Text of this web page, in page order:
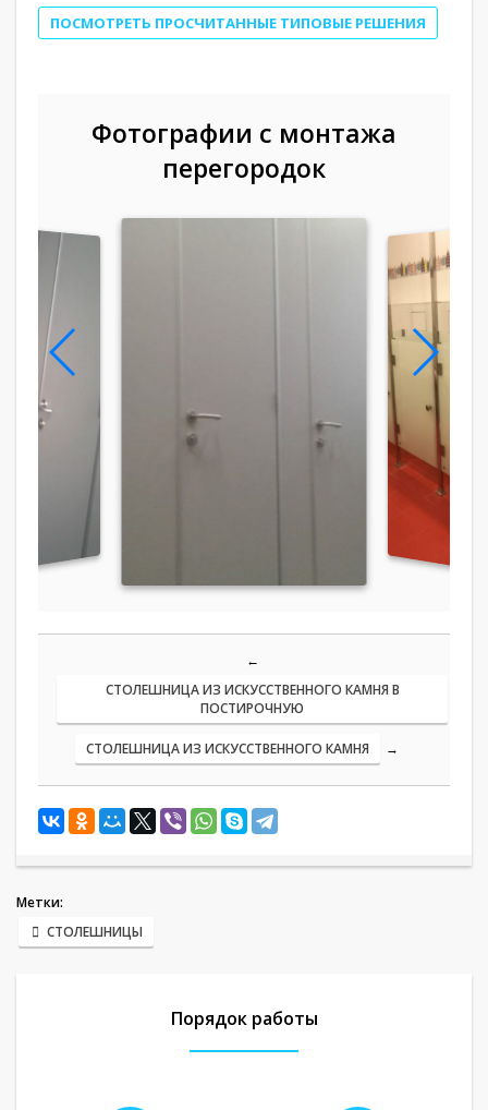
ПОСМОТРЕТЬ ПРОСЧИТАННЫЕ ТИПОВЫЕ РЕШЕНИЯ
Фотографии с монтажа
перегородок
←
СТОЛЕШНИЦА ИЗ ИСКУССТВЕННОГО КАМНЯ В
ПОСТИРОЧНУЮ
СТОЛЕШНИЦА ИЗ ИСКУССТВЕННОГО КАМНЯ →
Метки:
СТОЛЕШНИЦЫ
Порядок работы